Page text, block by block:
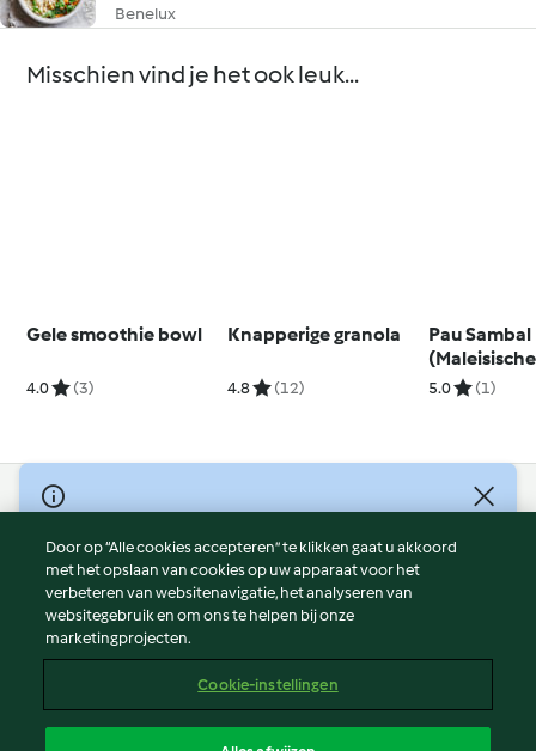
Benelux
Misschien vind je het ook leuk...
Gele smoothie bowl
4.0 (3)
Knapperige granola
4.8 (12)
Pau Sambal
5.0 (1)
© Copyright 2026
Gebruiksvoorwaarden
Privacybeleid
Disclaimer
Colofon
Verslag Inhoud
Door op “Alle cookies accepteren” te klikken gaat u akkoord
met het opslaan van cookies op uw apparaat voor het
verbeteren van websitenavigatie, het analyseren van
websitegebruik en om ons te helpen bij onze
marketingprojecten.
Cookie-instellingen